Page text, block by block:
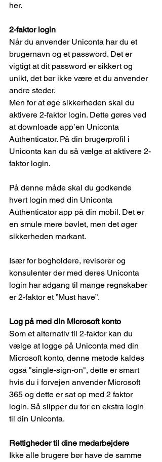
her.
2-faktor login
Når du anvender Uniconta har du et
brugernavn og et password. Det er
vigtigt at dit password er sikkert og
unikt, det bør ikke være et du anvender
andre steder.
Men for at øge sikkerheden skal du
aktivere 2-faktor login. Dette gøres ved
at downloade app’en Uniconta
Authenticator. På din brugerprofil i
Uniconta kan du så vælge at aktivere 2-
faktor login.
På denne måde skal du godkende
hvert login med din Uniconta
Authenticator app på din mobil. Det er
en smule mere bøvlet, men det øger
sikkerheden markant.
Især for bogholdere, revisorer og
konsulenter der med deres Uniconta
login har adgang til mange regnskaber
er 2-faktor et ”Must have”.
Log på med din Microsoft konto
Som et alternativ til 2-faktor kan du
vælge at logge på Uniconta med din
Microsoft konto, denne metode kaldes
også "single-sign-on", dette er smart
hvis du i forvejen anvender Microsoft
365 og dette er sat op med 2 faktor
login. Så slipper du for en ekstra login
til din Uniconta.
Rettigheder til dine medarbejdere
Ikke alle brugere bør have de samme